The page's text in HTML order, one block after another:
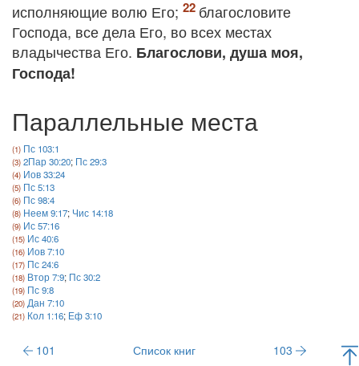
исполняющие волю Его;
благословите
Господа, все дела Его, во всех местах
владычества Его. Благослови, душа моя,
Господа!
Параллельные места
Пс 103:1
2Пар 30:20; Пс 29:3
Иов 33:24
Пс 5:13
Пс 98:4
Неем 9:17; Чис 14:18
Ис 57:16
Ис 40:6
Иов 7:10
Пс 24:6
Втор 7:9; Пс 30:2
Пс 9:8
Дан 7:10
Кол 1:16; Еф 3:10
101 Список книг 103